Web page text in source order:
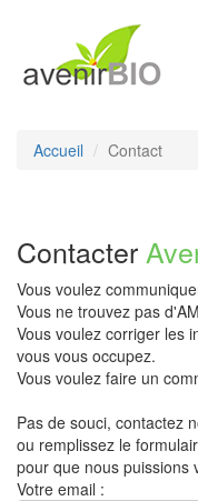
Accueil Contact
Contacter
Vous voulez
Vous ne trouvez pas
Vous voulez corriger les
vous vous occupez.
Vous voulez faire un
Pas de souci, contactez
ou remplissez le
pour que nous puissions
Votre email :